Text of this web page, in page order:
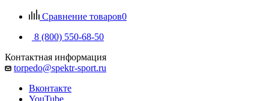
Сравнение товаров0
8 (800) 550-68-50
Контактная информация
torpedo@spektr-sport.ru
Вконтакте
YouTube